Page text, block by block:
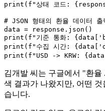
print ( f"상태 코드:
# JSON 형태의 환율 데이터 출
print ( f"기준 통화: {data[
print ( f"수집 시간: {data[
print ( f"USD -> KRW: {data[
김개발 씨는 구글에서 "환
색 결과가 나왔지만, 어떤
습니다.